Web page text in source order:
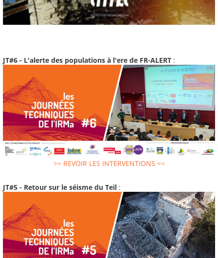
JT#6 - L'alerte des populations à l'ere de FR-ALERT :
>> REVOIR LES INTERVENTIONS <<
JT#5 - Retour sur le séisme du Teil :